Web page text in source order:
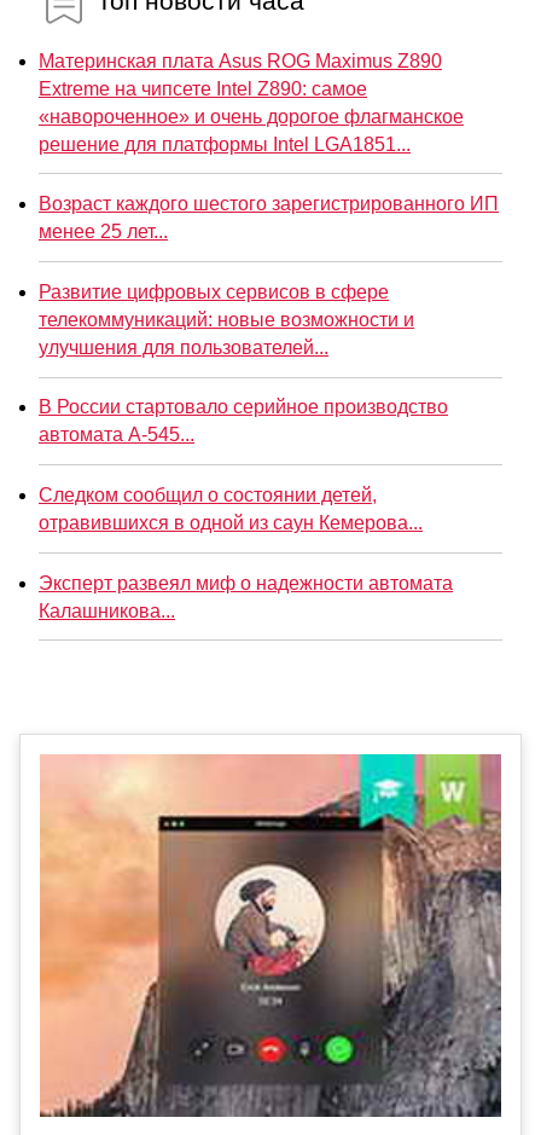
Материнская плата Asus ROG Maximus Z890
Extreme на чипсете Intel Z890: самое
«навороченное» и очень дорогое флагманское
решение для платформы Intel LGA1851...
Возраст каждого шестого зарегистрированного ИП
менее 25 лет...
Развитие цифровых сервисов в сфере
телекоммуникаций: новые возможности и
улучшения для пользователей...
В России стартовало серийное производство
автомата А-545...
Следком сообщил о состоянии детей,
отравившихся в одной из саун Кемерова...
Эксперт развеял миф о надежности автомата
Калашникова...